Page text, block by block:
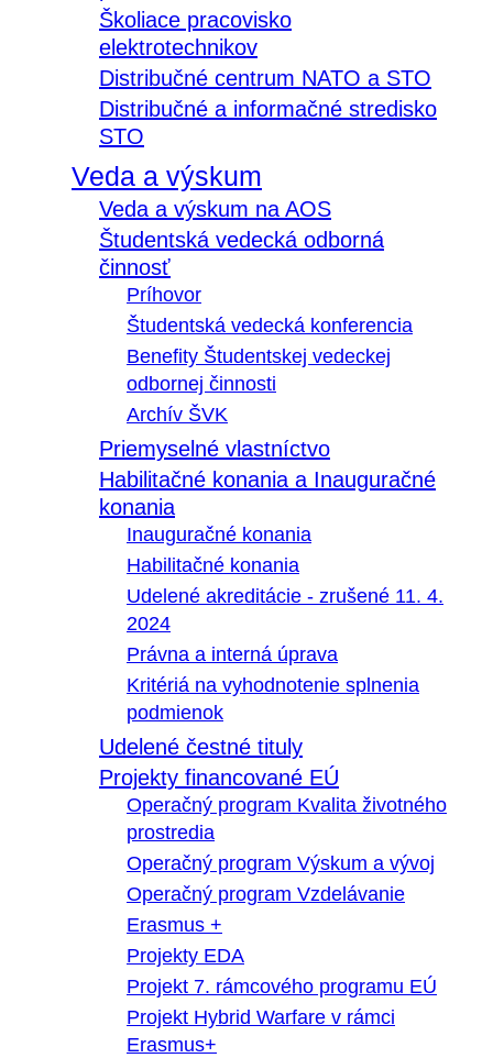
Školiace pracovisko
elektrotechnikov
Distribučné centrum NATO a STO
Distribučné a informačné stredisko
STO
Veda a výskum
Veda a výskum na AOS
Študentská vedecká odborná
činnosť
Príhovor
Študentská vedecká konferencia
Benefity Študentskej vedeckej
odbornej činnosti
Archív ŠVK
Priemyselné vlastníctvo
Habilitačné konania a Inauguračné
konania
Inauguračné konania
Habilitačné konania
Udelené akreditácie - zrušené 11. 4.
2024
Právna a interná úprava
Kritériá na vyhodnotenie splnenia
podmienok
Udelené čestné tituly
Projekty financované EÚ
Operačný program Kvalita životného
prostredia
Operačný program Výskum a vývoj
Operačný program Vzdelávanie
Erasmus +
Projekty EDA
Projekt 7. rámcového programu EÚ
Projekt Hybrid Warfare v rámci
Erasmus+